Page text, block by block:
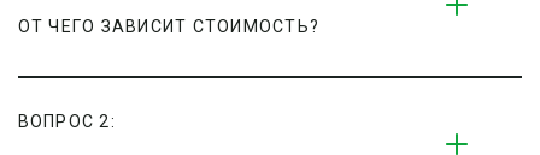
ОТ ЧЕГО ЗАВИСИТ СТОИМОСТЬ?
ВОПРОС 2: